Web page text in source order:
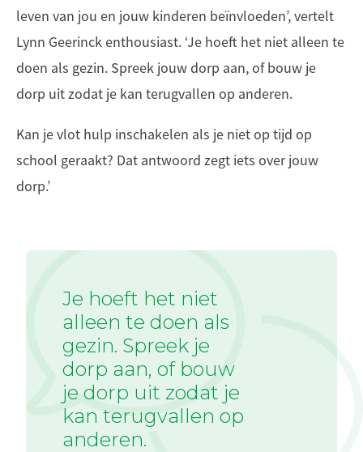
leven van jou en jouw kinderen beïnvloeden’, vertelt
Lynn Geerinck enthousiast. ‘Je hoeft het niet alleen te
doen als gezin. Spreek jouw dorp aan, of bouw je
dorp uit zodat je kan terugvallen op anderen.
Kan je vlot hulp inschakelen als je niet op tijd op
school geraakt? Dat antwoord zegt iets over jouw
dorp.’
Je hoeft het niet
alleen te doen als
gezin. Spreek je
dorp aan, of bouw
je dorp uit zodat je
kan terugvallen op
anderen.